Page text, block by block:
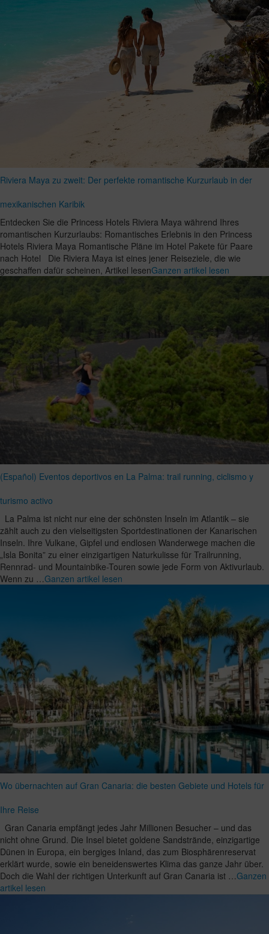
Riviera Maya zu zweit: Der perfekte romantische Kurzurlaub in der
mexikanischen Karibik
Entdecken Sie die Princess Hotels Riviera Maya während Ihres
romantischen Kurzurlaubs: Romantisches Erlebnis in den Princess
Hotels Riviera Maya Romantische Pläne im Hotel Pakete für Paare
nach Hotel Die Riviera Maya ist eines jener Reiseziele, die wie
geschaffen dafür scheinen, Artikel lesenGanzen artikel lesen
(Español) Eventos deportivos en La Palma: trail running, ciclismo y
turismo activo
La Palma ist nicht nur eine der schönsten Inseln im Atlantik – sie
zählt auch zu den vielseitigsten Sportdestinationen der Kanarischen
Inseln. Ihre Vulkane, Gipfel und endlosen Wanderwege machen die
„Isla Bonita” zu einer einzigartigen Naturkulisse für Trailrunning,
Rennrad- und Mountainbike-Touren sowie jede Form von Aktivurlaub.
Wenn zu …Ganzen artikel lesen
Wo übernachten auf Gran Canaria: die besten Gebiete und Hotels für
Ihre Reise
Gran Canaria empfängt jedes Jahr Millionen Besucher – und das
nicht ohne Grund. Die Insel bietet goldene Sandstrände, einzigartige
Dünen in Europa, ein bergiges Inland, das zum Biosphärenreservat
erklärt wurde, sowie ein beneidenswertes Klima das ganze Jahr über.
Doch die Wahl der richtigen Unterkunft auf Gran Canaria ist …Ganzen
artikel lesen